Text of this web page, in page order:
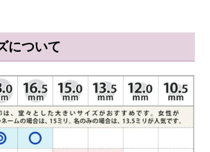
印鑑に向いていますね。
れも簡単
の煤や泥汚れが印鑑についてしまったとして
洗いすれば簡単に汚れを落とすことができま
て水洗いしてはならないといわれますが、そ
鑑は水で洗うと乾燥する際にひび割れてしまう
について